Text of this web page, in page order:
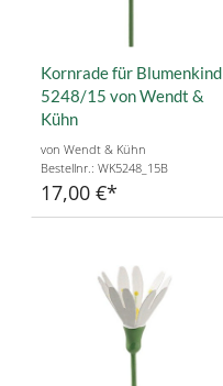
Kornrade für Blumenkind
5248/15 von Wendt &
Kühn
von Wendt & Kühn
Bestellnr.: WK5248_15B
17,00 €